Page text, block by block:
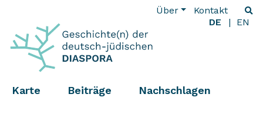
Über
Kontakt
DE
EN
Karte Beiträge Nachschlagen